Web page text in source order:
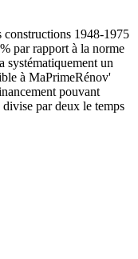
1948-1975
par rapport à la norme
systématiquement un
à MaPrimeRénov'
pouvant
par deux le temps